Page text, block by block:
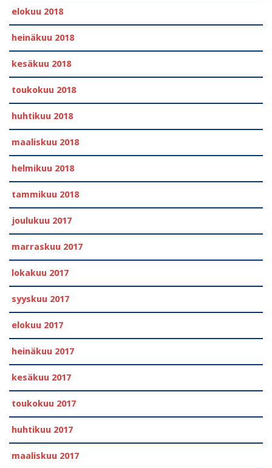
elokuu 2018
heinäkuu 2018
kesäkuu 2018
toukokuu 2018
huhtikuu 2018
maaliskuu 2018
helmikuu 2018
tammikuu 2018
joulukuu 2017
marraskuu 2017
lokakuu 2017
syyskuu 2017
elokuu 2017
heinäkuu 2017
kesäkuu 2017
toukokuu 2017
huhtikuu 2017
maaliskuu 2017